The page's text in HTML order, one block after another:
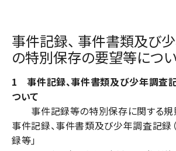
事件記録、 事件書類及び
の特別保存の要望等につ
1 事件記録、事件書類及び少年調査
ついて
事件記録等の特別保存に関する規
事件記録、事件書類及び少年調査記録
録等」